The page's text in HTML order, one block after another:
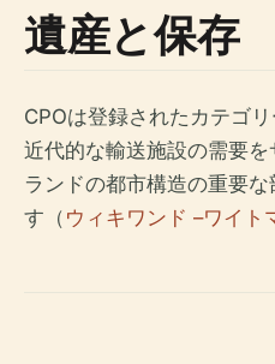
遺産と保存
CPOは登録されたカテゴ
近代的な輸送施設の需要
ランドの都市構造の重要
す（ ウィキワンド –ワイト